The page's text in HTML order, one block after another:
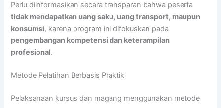
Perlu diinformasikan secara transparan bahwa peserta
tidak mendapatkan uang saku, uang transport, maupun
konsumsi, karena program ini difokuskan pada
pengembangan kompetensi dan keterampilan
profesional.
Metode Pelatihan Berbasis Praktik
Pelaksanaan kursus dan magang menggunakan metode